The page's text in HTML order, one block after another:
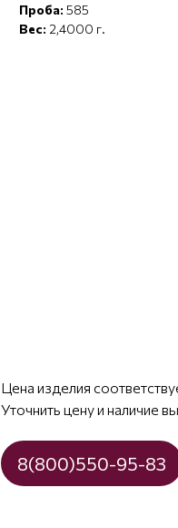
Проба: 585
Вес: 2,4000 г.
Цена изделия
Уточнить цену и наличие
8(800)550-95-83